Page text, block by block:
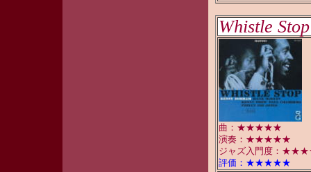
Whistle Stop
曲：★★★★★
演奏：★★★★★
ジャズ入門度：
評価：★★★★★